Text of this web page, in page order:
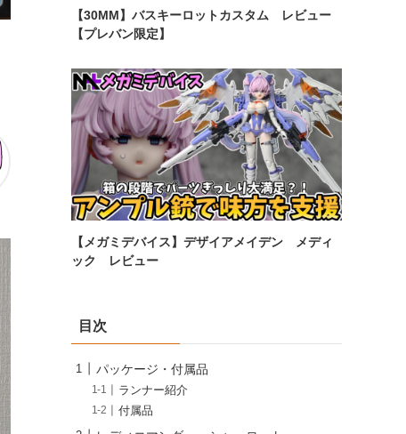
【30MM】バスキーロットカスタム レビュー
【プレバン限定】
【メガミデバイス】デザイアメイデン メディ
ック レビュー
目次
パッケージ・付属品
ランナー紹介
付属品